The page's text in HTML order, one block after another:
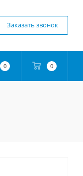
Заказать звонок
0 0